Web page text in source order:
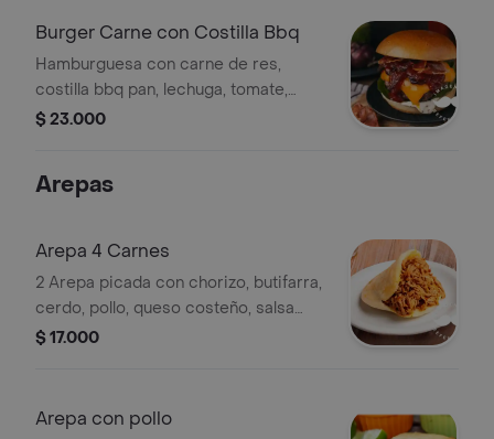
Burger Carne con Costilla Bbq
Hamburguesa con carne de res,
costilla bbq pan, lechuga, tomate,
cebolla, queso mozzarella, salsa
$ 23.000
Arepas
Arepa 4 Carnes
2 Arepa picada con chorizo, butifarra,
cerdo, pollo, queso costeño, salsa
tártara y papa fosforito.
$ 17.000
Arepa con pollo